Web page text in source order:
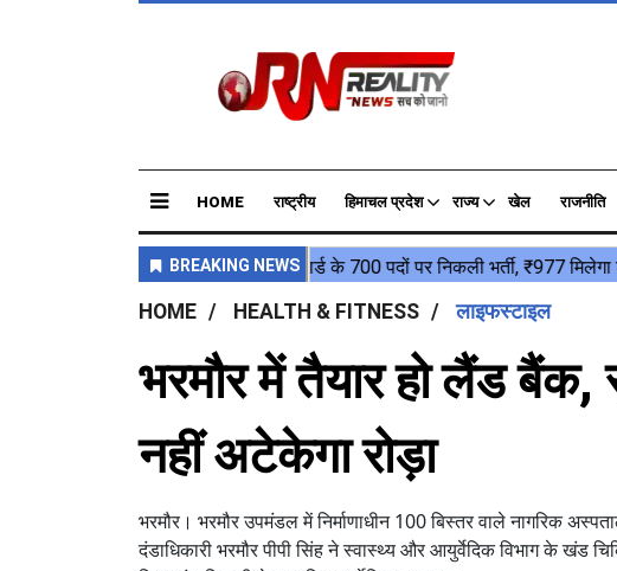
HOME राष्ट्रीय हिमाचल प्रदेश राज्य खेल राजनीति
HOME HEALTH & FITNESS लाइफस्टाइल
भरमौर में तैयार हो लैंड बैंक,
नहीं अटेकेगा रोड़ा
भरमौर। भरमौर उपमंडल में निर्माणाधीन 100 बिस्तर वाले नागरिक
दंडाधिकारी भरमौर पीपी सिंह ने स्वास्थ्य और आयुर्वेदिक विभाग के खंड